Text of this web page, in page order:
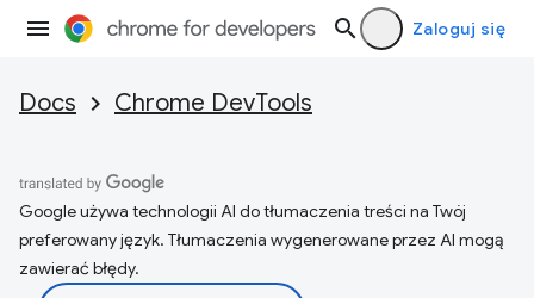
Zaloguj się
Docs Chrome DevTools
Google używa technologii AI do tłumaczenia treści na Twój
preferowany język. Tłumaczenia wygenerowane przez AI mogą
zawierać błędy.